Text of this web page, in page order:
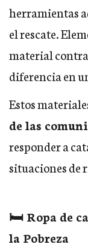
herramientas
el rescate.
material
diferencia en
Estos
de las
responder a
situaciones de
🛏️ Ropa de
la Pobreza